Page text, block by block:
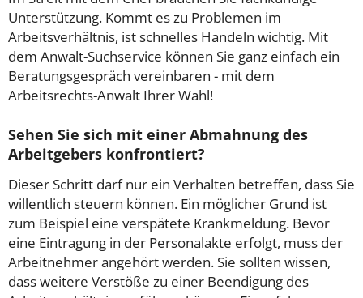
Unterstützung. Kommt es zu Problemen im
Arbeitsverhältnis, ist schnelles Handeln wichtig. Mit
dem Anwalt-Suchservice können Sie ganz einfach ein
Beratungsgespräch vereinbaren - mit dem
Arbeitsrechts-Anwalt Ihrer Wahl!
Sehen Sie sich mit einer Abmahnung des
Arbeitgebers konfrontiert?
Dieser Schritt darf nur ein Verhalten betreffen, dass Sie
willentlich steuern können. Ein möglicher Grund ist
zum Beispiel eine verspätete Krankmeldung. Bevor
eine Eintragung in der Personalakte erfolgt, muss der
Arbeitnehmer angehört werden. Sie sollten wissen,
dass weitere Verstöße zu einer Beendigung des